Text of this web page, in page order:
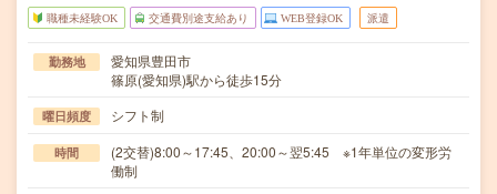
職種未経験OK 交通費別途支給あり WEB登録OK 派遣
勤務地
愛知県豊田市
篠原(愛知県)駅から徒歩15分
曜日頻度 シフト制
時間
(2交替)8:00～17:45、20:00～翌5:45 ※1年単位の変形労
働制